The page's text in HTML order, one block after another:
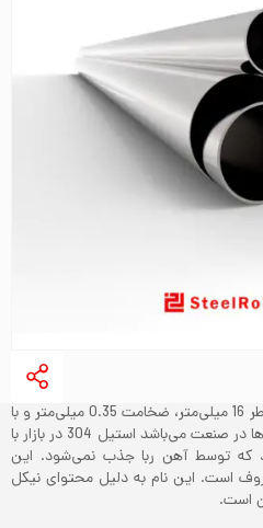
لوله استیل 304 یا 1.4301 درزدار با قطر 16 میلی‌متر، ضخامت 0.35 میلی‌متر و با
سطح براق یکی از پرکاربردترین لوله‌ها در صنعت می‌باشد‌ استیل 304 در بازار با
که توسط آهن ربا جذب نمی‌شود. این
به نام 18/8 نیز معروف است. این نام به دلیل محتوای نیکل